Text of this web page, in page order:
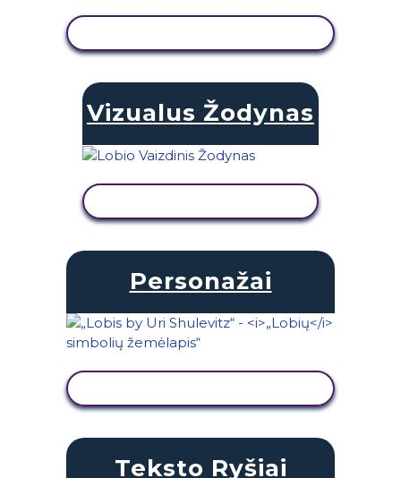
Vizualus Žodynas
Personažai
Teksto Ryšiai